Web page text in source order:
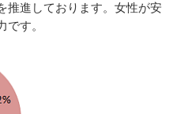
推進しております。女性が安
す。